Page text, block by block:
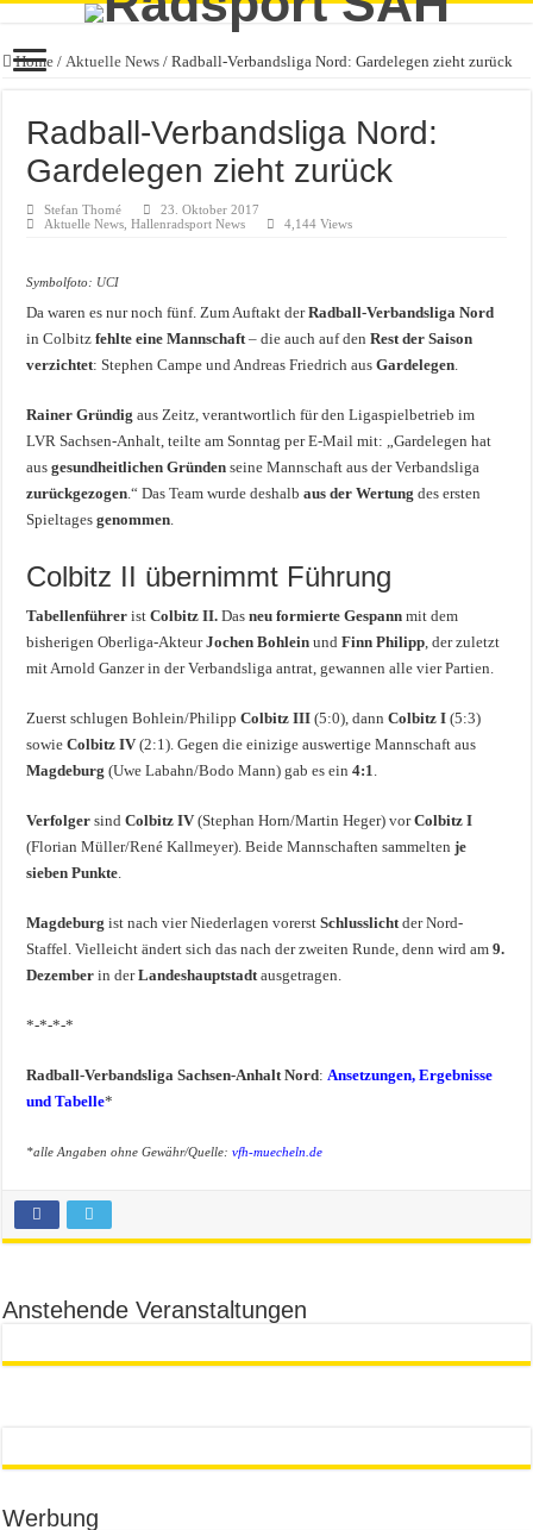
Home / Aktuelle News / Radball-Verbandsliga Nord: Gardelegen zieht zurück
Radball-Verbandsliga Nord:
Gardelegen zieht zurück
Stefan Thomé
23. Oktober 2017
Aktuelle News ,Hallenradsport News 4,144 Views
Symbolfoto: UCI
Da waren es nur noch fünf. Zum Auftakt derRadball-Verbandsliga Nord
in Colbitzfehlte eine Mannschaft– die auch auf denRest der Saison
verzichtet: Stephen Campe und Andreas Friedrich ausGardelegen.
Rainer Gründig aus Zeitz, verantwortlich für den Ligaspielbetrieb im
LVR Sachsen-Anhalt, teilte am Sonntag per E-Mail mit: „Gardelegen hat
ausgesundheitlichen Gründen seine Mannschaft aus der Verbandsliga
zurückgezogen.“ Das Team wurde deshalbaus der Wertung des ersten
Spieltagesgenommen.
Colbitz II übernimmt Führung
Tabellenführerist Colbitz II.Das neu formierte Gespann mit dem
bisherigen Oberliga-AkteurJochen Bohlein undFinn Philipp, der zuletzt
mit Arnold Ganzer in der Verbandsliga antrat, gewannen alle vier Partien.
Zuerst schlugen Bohlein/Philipp Colbitz III (5:0), dannColbitz I (5:3)
sowieColbitz IV(2:1). Gegen die einizige auswertige Mannschaft aus
Magdeburg (Uwe Labahn/Bodo Mann) gab es ein4:1.
Verfolger sind Colbitz IV(Stephan Horn/Martin Heger) vorColbitz I
(Florian Müller/René Kallmeyer). Beide Mannschaften sammelten je
sieben Punkte.
Magdeburg ist nach vier Niederlagen vorerstSchlusslichtder Nord-
Staffel. Vielleicht ändert sich das nach der zweiten Runde, denn wird am9.
Dezember in derLandeshauptstadtausgetragen.
*-*-*-*
Radball-Verbandsliga Sachsen-Anhalt Nord:Ansetzungen, Ergebnisse
und Tabelle*
*alle Angaben ohne Gewähr/Quelle:vfh-muecheln.de
Anstehende Veranstaltungen
Werbung